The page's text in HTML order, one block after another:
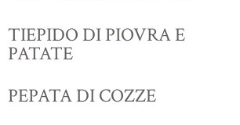
TIEPIDO DI PIOVRA E
PATATE
PEPATA DI COZZE